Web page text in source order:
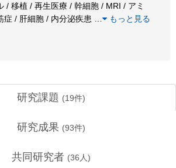
/ 移植 / 再生医療 / 幹細胞 / MRI / アミ
症 / 肝細胞 / 内分泌疾患
もっと見る
研究課題 (19件)
研究成果 (93件)
共同研究者 (36 人)